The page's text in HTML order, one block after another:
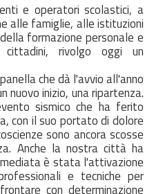
e operatori scolastici, a
alle famiglie, alle istituzioni
formazione personale e
rivolgo oggi un
che dà l'avvio all'anno
nuovo inizio, una ripartenza.
sismico che ha ferito
con il suo portato di dolore
sono ancora scosse
Anche la nostra città ha
è stata l'attivazione
e tecniche per
con determinazione